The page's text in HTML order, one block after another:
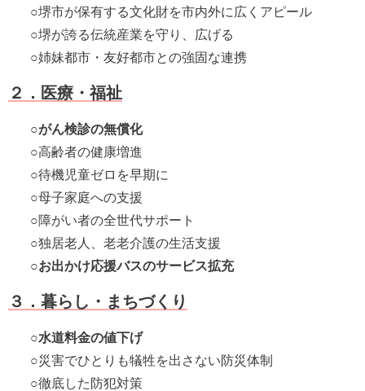
○堺市が保有する文化財を市内外に広くアピール
○堺が誇る伝統産業を守り、広げる
○姉妹都市・友好都市との強固な連携
２．医療・福祉
○がん検診の無償化
○高齢者の健康増進
○待機児童ゼロを早期に
○母子家庭への支援
○障がい者の全世代サポート
○独居老人、老老介護の生活支援
○お出かけ応援バスのサービス拡充
３．暮らし・まちづくり
○水道料金の値下げ
○災害でひとりも犠牲を出さない防災体制
○徹底した防犯対策